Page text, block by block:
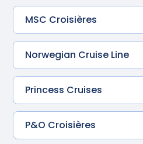
MSC Croisières
Norwegian Cruise Line
Princess Cruises
P&O Croisières